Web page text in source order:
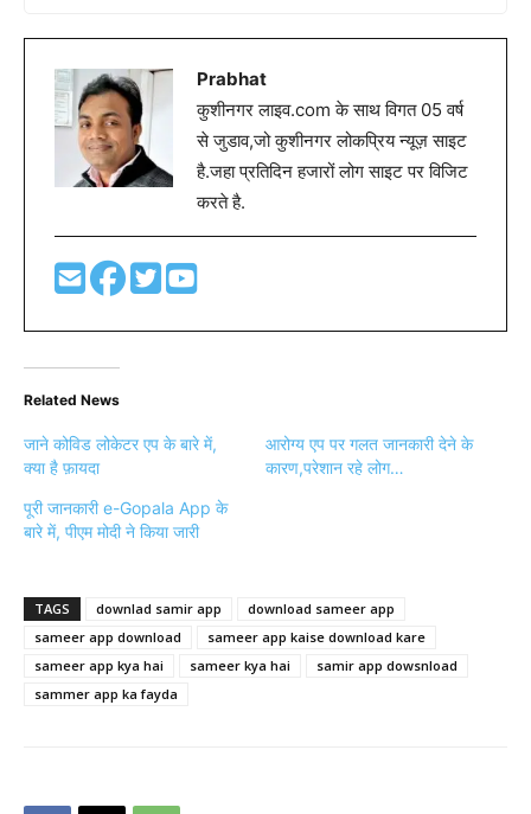
Prabhat
कुशीनगर लाइव.com के साथ विगत 05 वर्ष
से जुडाव,जो कुशीनगर लोकप्रिय न्यूज़ साइट
है.जहा प्रतिदिन हजारों लोग साइट पर विजिट
करते है.
Related News
जाने कोविड लोकेटर एप के बारे में,
क्या है फ़ायदा
आरोग्य एप पर गलत जानकारी देने के
कारण,परेशान रहे लोग…
पूरी जानकारी e-Gopala App के
बारे में, पीएम मोदी ने किया जारी
TAGS downlad samir app
download sameer app
sameer app download
sameer app kaise download kare
sameer app kya hai
sameer kya hai
samir app dowsnload
sammer app ka fayda